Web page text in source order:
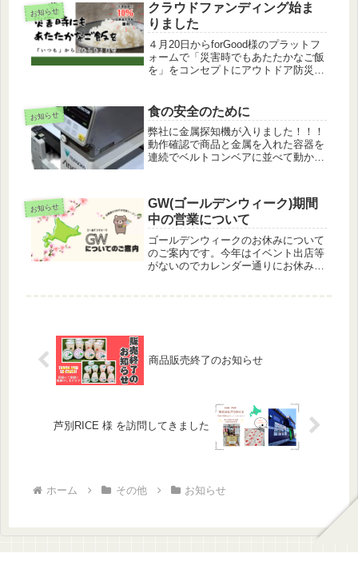
お知らせ
クラウドファンディング始ま
りました
４月20日からforGood様のプラットフ
ォームで「災害時でもあたたかなご飯
を」をコンセプトにアウトドア防災や
援金の10％を日本赤十字社 北海道支
部 様に寄付させていただき...
お知らせ 食の安全のために
弊社に金属探知機が入りました！！！
動作確認で商品と金属を入れた容器を
連続でベルトコンベアに並べて動かし
をしている中で、やはり異物混入は
「ダメ、絶対！」と思いますので、今
後も...
お知らせ
GW(ゴールデンウィーク)期間
中の営業について
ゴールデンウィークのお休みについて
のご案内です。今年はイベント出店等
がないのでカレンダー通りにお休みい
商品販売終了のお知らせ
芦別RICE 様 を訪問してきました
ホーム その他 お知らせ